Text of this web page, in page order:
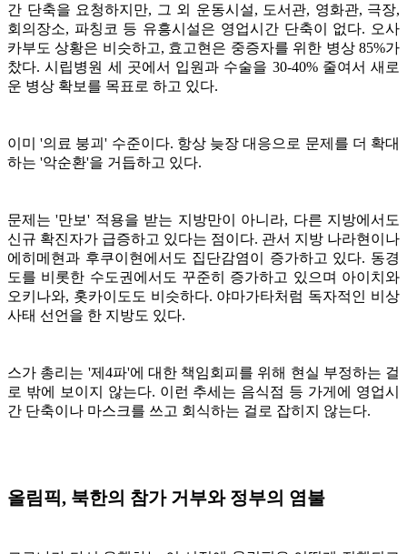
간 단축을 요청하지만, 그 외 운동시설, 도서관, 영화관, 극장,
회의장소, 파칭코 등 유흥시설은 영업시간 단축이 없다. 오사
카부도 상황은 비슷하고, 효고현은 중증자를 위한 병상 85%가
찼다. 시립병원 세 곳에서 입원과 수술을 30-40% 줄여서 새로
운 병상 확보를 목표로 하고 있다.
이미 '의료 붕괴' 수준이다. 항상 늦장 대응으로 문제를 더 확대
하는 '악순환'을 거듭하고 있다.
문제는 '만보' 적용을 받는 지방만이 아니라, 다른 지방에서도
신규 확진자가 급증하고 있다는 점이다. 관서 지방 나라현이나
에히메현과 후쿠이현에서도 집단감염이 증가하고 있다. 동경
도를 비롯한 수도권에서도 꾸준히 증가하고 있으며 아이치와
오키나와, 홋카이도도 비슷하다. 야마가타처럼 독자적인 비상
사태 선언을 한 지방도 있다.
스가 총리는 '제4파'에 대한 책임회피를 위해 현실 부정하는 걸
로 밖에 보이지 않는다. 이런 추세는 음식점 등 가게에 영업시
간 단축이나 마스크를 쓰고 회식하는 걸로 잡히지 않는다.
올림픽, 북한의 참가 거부와 정부의 염불